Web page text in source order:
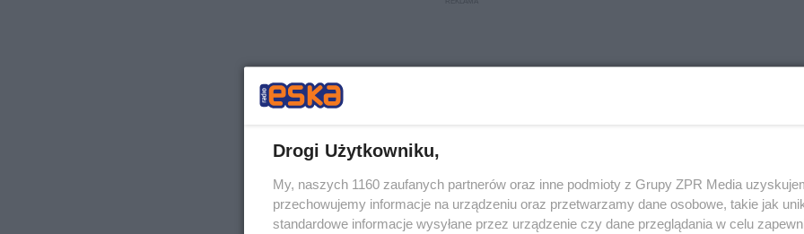
Drogi Użytkowniku,
My, naszych 1160 zaufanych partnerów oraz inne podmioty z Grupy ZPR Media
przechowujemy informacje na urządzeniu oraz przetwarzamy dane osobowe, takie jak
standardowe informacje wysyłane przez urządzenie czy dane przeglądania w celu